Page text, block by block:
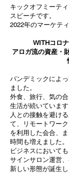
キックオフミーテ
スピーチです。
2022年のマーケテ
WITHコロ
アロガ流の資産・
パンデミックによ
ました。
外食、旅行、気の
生活が続いています
人との接触を避け
て、リモートワー
を利用した会合、
時間も増えました。
ビジネスにおいて
サインサロン運営
新しい形態が誕生し